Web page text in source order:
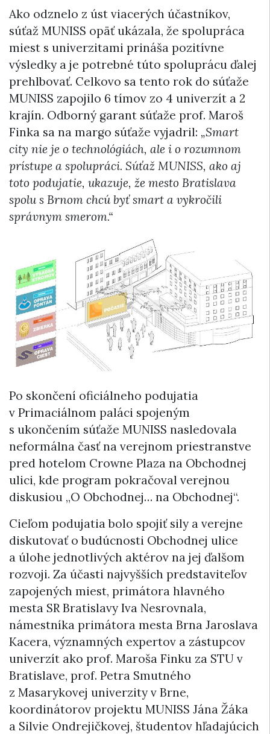
Ako odznelo z úst viacerých účastníkov,
súťaž MUNISS opäť ukázala, že spolupráca
miest s univerzitami prináša pozitívne
výsledky a je potrebné túto spoluprácu ďalej
prehlbovať. Celkovo sa tento rok do súťaže
MUNISS zapojilo 6 tímov zo 4 univerzít a 2
krajín. Odborný garant súťaže prof. Maroš
Finka sa na margo súťaže vyjadril: „Smart
city nie je o technológiách, ale i o rozumnom
prístupe a spolupráci. Súťaž MUNISS, ako aj
toto podujatie, ukazuje, že mesto Bratislava
spolu s Brnom chcú byť smart a vykročili
správnym smerom.“
Po skončení oficiálneho podujatia
v Primaciálnom paláci spojeným
s ukončením súťaže MUNISS nasledovala
neformálna časť na verejnom priestranstve
pred hotelom Crowne Plaza na Obchodnej
ulici, kde program pokračoval verejnou
diskusiou „O Obchodnej… na Obchodnej“.
Cieľom podujatia bolo spojiť sily a verejne
diskutovať o budúcnosti Obchodnej ulice
a úlohe jednotlivých aktérov na jej ďalšom
rozvoji. Za účasti najvyšších predstaviteľov
zapojených miest, primátora hlavného
mesta SR Bratislavy Iva Nesrovnala,
námestníka primátora mesta Brna Jaroslava
Kacera, významných expertov a zástupcov
univerzít ako prof. Maroša Finku za STU v
Bratislave, prof. Petra Smutného
z Masarykovej univerzity v Brne,
koordinátorov projektu MUNISS Jána Žáka
a Silvie Ondrejičkovej, študentov hľadajúcich